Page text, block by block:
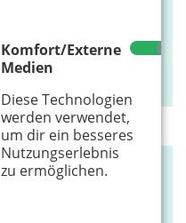
Komfort/Externe
Medien
Diese Technologien
werden verwendet,
um dir ein besseres
Nutzungserlebnis
zu ermöglichen.